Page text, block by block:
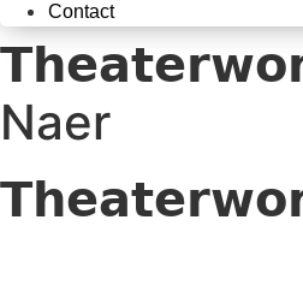
Contact
Naer